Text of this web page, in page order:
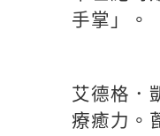
手掌」。
艾德格．
療癒力。